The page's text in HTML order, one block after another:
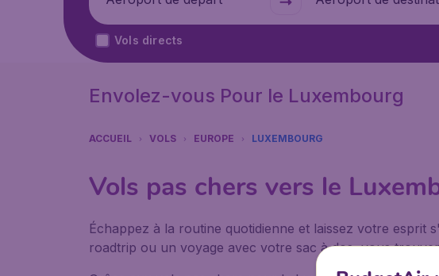
Vols directs
Envolez-vous Pour le Luxembourg
ACCUEIL VOLS EUROPE LUXEMBOURG
Vols pas chers vers le
Échappez à la routine quotidienne et laissez votre
roadtrip ou un voyage avec votre sac à dos, vous